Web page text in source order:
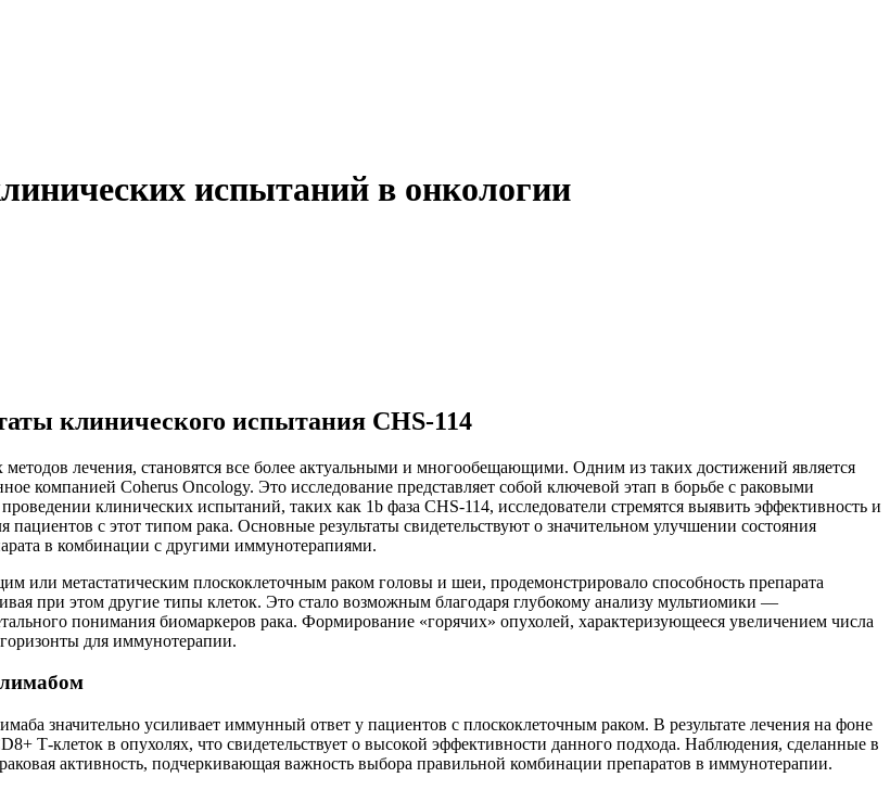
испытаний в онкологии
клинического испытания CHS-114
лечения, становятся все более актуальными и многообещающими. Одним из таких достижений является
компанией Coherus Oncology. Это исследование представляет собой ключевой этап в борьбе с раковыми
клинических испытаний, таких как 1b фаза CHS-114, исследователи стремятся выявить эффективность и
с этот типом рака. Основные результаты свидетельствуют о значительном улучшении состояния
в комбинации с другими иммунотерапиями.
или метастатическим плоскоклеточным раком головы и шеи, продемонстрировало способность препарата
при этом другие типы клеток. Это стало возможным благодаря глубокому анализу мультиомики —
понимания биомаркеров рака. Формирование «горячих» опухолей, характеризующееся увеличением числа
для иммунотерапии.
значительно усиливает иммунный ответ у пациентов с плоскоклеточным раком. В результате лечения на фоне
Т-клеток в опухолях, что свидетельствует о высокой эффективности данного подхода. Наблюдения, сделанные в
активность, подчеркивающая важность выбора правильной комбинации препаратов в иммунотерапии.